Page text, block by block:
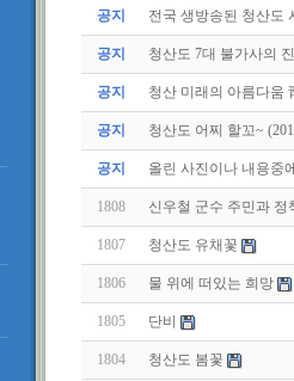
공지 전국 생방송된 청산도
공지 청산도 7대 불가사의
공지 청산 미래의 아름다움
공지 청산도 어찌 할꼬~
공지 올린 사진이나 내용중
1808 신우철 군수 주민과 정
1807 청산도 유채꽃
1806 물 위에 떠있는 희망
1805 단비
1804 청산도 봄꽃